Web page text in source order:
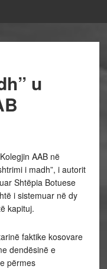
u
AAB në
i madh”, i autorit
Shtëpia Botuese
i sistemuar në dy
kapituj.
faktike kosovare
dendësinë e
përmes